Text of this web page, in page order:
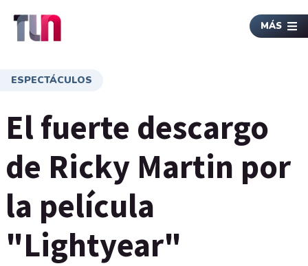
MÁS
ESPECTÁCULOS
El fuerte descargo
de Ricky Martin por
la película
"Lightyear"